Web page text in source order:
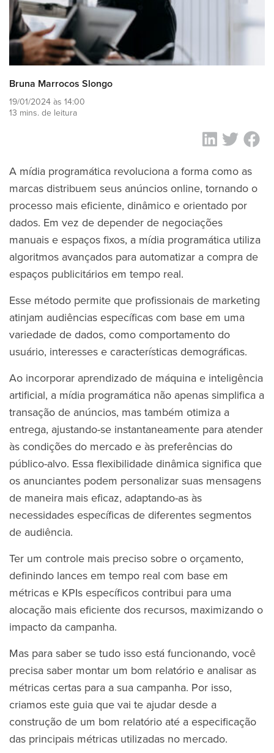
Bruna Marrocos Slongo
19/01/2024 às 14:00
13 mins. de leitura
A mídia programática revoluciona a forma como as
marcas distribuem seus anúncios online, tornando o
processo mais eficiente, dinâmico e orientado por
dados. Em vez de depender de negociações
manuais e espaços fixos, a mídia programática utiliza
algoritmos avançados para automatizar a compra de
espaços publicitários em tempo real.
Esse método permite que profissionais de marketing
atinjam audiências específicas com base em uma
variedade de dados, como comportamento do
usuário, interesses e características demográficas.
Ao incorporar aprendizado de máquina e inteligência
artificial, a mídia programática não apenas simplifica a
transação de anúncios, mas também otimiza a
entrega, ajustando-se instantaneamente para atender
às condições do mercado e às preferências do
público-alvo. Essa flexibilidade dinâmica significa que
os anunciantes podem personalizar suas mensagens
de maneira mais eficaz, adaptando-as às
necessidades específicas de diferentes segmentos
de audiência.
Ter um controle mais preciso sobre o orçamento,
definindo lances em tempo real com base em
métricas e KPIs específicos contribui para uma
alocação mais eficiente dos recursos, maximizando o
impacto da campanha.
Mas para saber se tudo isso está funcionando, você
precisa saber montar um bom relatório e analisar as
métricas certas para a sua campanha. Por isso,
criamos este guia que vai te ajudar desde a
construção de um bom relatório até a especificação
das principais métricas utilizadas no mercado.